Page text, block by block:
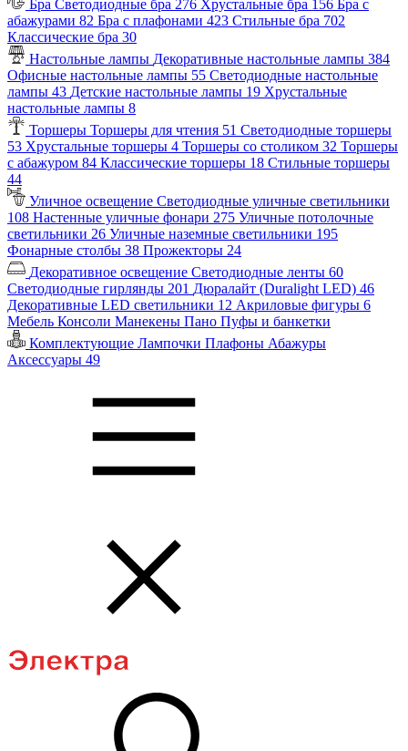
Бра Светодиодные бра 276 Хрустальные бра 156 Бра с
абажурами 82 Бра с плафонами 423 Стильные бра 702
Классические бра 30
Настольные лампы Декоративные настольные лампы 384
Офисные настольные лампы 55 Светодиодные настольные
лампы 43 Детские настольные лампы 19 Хрустальные
настольные лампы 8
Торшеры Торшеры для чтения 51 Светодиодные торшеры
53 Хрустальные торшеры 4 Торшеры со столиком 32 Торшеры
с абажуром 84 Классические торшеры 18 Стильные торшеры
44
Уличное освещение Светодиодные уличные светильники
108 Настенные уличные фонари 275 Уличные потолочные
светильники 26 Уличные наземные светильники 195
Фонарные столбы 38 Прожекторы 24
Декоративное освещение Светодиодные ленты 60
Светодиодные гирлянды 201 Дюралайт (Duralight LED) 46
Декоративные LED светильники 12 Акриловые фигуры 6
Мебель Консоли Манекены Пано Пуфы и банкетки
Комплектующие Лампочки Плафоны Абажуры
Аксессуары 49